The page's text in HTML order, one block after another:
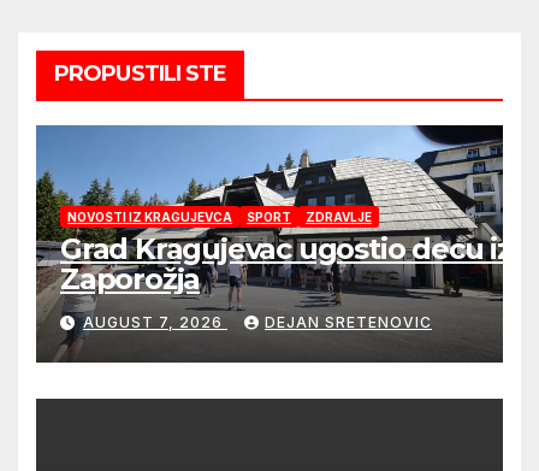
PROPUSTILI STE
NOVOSTI IZ KRAGUJEVCA SPORT ZDRAVLJE
Grad Kragujevac ugostio decu iz
Zaporožja
AUGUST 7, 2026 DEJAN SRETENOVIC